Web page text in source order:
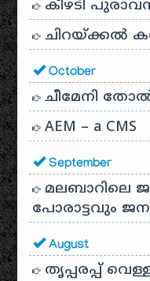
കീഴടി
ചിറയ്ക്കൽ
October
ചീമേനി
AEM – a CMS
September
മലബാറിലെ
പോരാട്ടവും
August
തൃപ്പരപ്പ്